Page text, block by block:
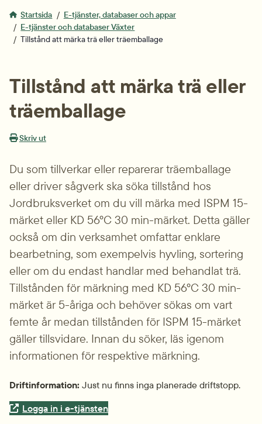
Startsida
E-tjänster, databaser och appar
E-tjänster och databaser Växter
Tillstånd att märka trä eller träemballage
Tillstånd att märka trä eller
träemballage
Skriv ut
Du som tillverkar eller reparerar träemballage
eller driver sågverk ska söka tillstånd hos
Jordbruksverket om du vill märka med ISPM 15-
märket eller KD 56°C 30 min-märket. Detta gäller
också om din verksamhet omfattar enklare
bearbetning, som exempelvis hyvling, sortering
eller om du endast handlar med behandlat trä.
Tillstånden för märkning med KD 56°C 30 min-
märket är 5-åriga och behöver sökas om vart
femte år medan tillstånden för ISPM 15-märket
gäller tillsvidare. Innan du söker, läs igenom
informationen för respektive märkning.
Driftinformation: Just nu finns inga planerade driftstopp.
Extern länk.
Logga in i e-tjänsten